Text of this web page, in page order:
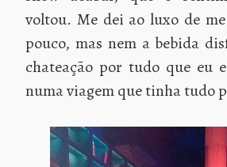
voltou. Me dei ao luxo de
pouco, mas nem a bebida
chateação por tudo que eu
numa viagem que tinha tudo